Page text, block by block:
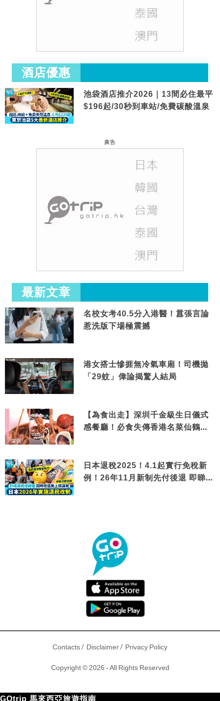
酒店優惠
池袋酒店推介2026｜13間必住最平
$196起/30秒到車站/免費碳酸溫泉
廣告
最新文章
名校女考40.5分入港醫！囂張言論
惹洗版下場極震撼
港女搭士慘捱無冷氣車廂！司機拋
「29蚊」偉論揭驚人結局
【為食出走】深圳千金級生日儀式
感餐廳！必食失傳香港名菜仙鶴神
日本退稅2025！4.1起實行免稅新
例！26年11月新制先付後退 即睇步
Contacts/ Disclaimer/ Privacy Policy
Copyright © 2026 - All Rights Reserved
GOtrip 馬來西亞旅遊指南